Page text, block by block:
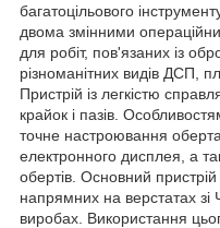
багатоцільового
двома змінними
для робіт, пов'язаних із
різноманітних видів ДСП,
Пристрій із легкістю
крайок і пазів.
точне настроювання
електронного дисплея, а
обертів. Основний
напрямних на верстатах
виробах. Використання